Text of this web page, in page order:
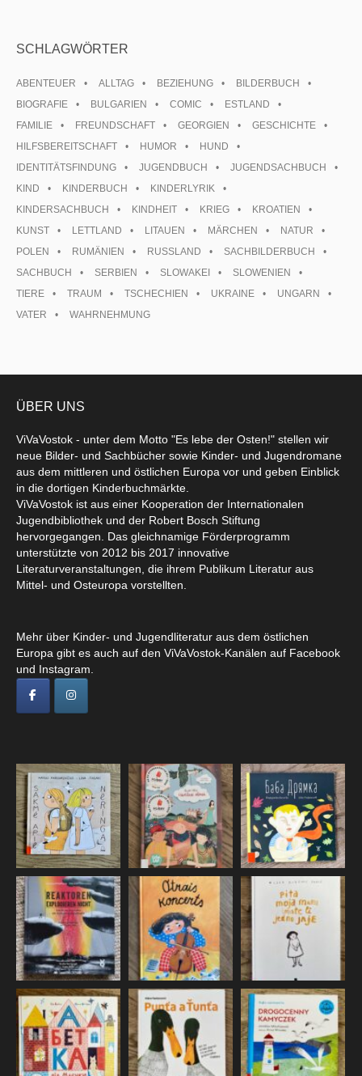
SCHLAGWÖRTER
ABENTEUER ALLTAG BEZIEHUNG
BILDERBUCH
BIOGRAFIE
BULGARIEN COMIC
ESTLAND
FAMILIE
FREUNDSCHAFT GEORGIEN
GESCHICHTE
HILFSBEREITSCHAFT
HUMOR
HUND
IDENTITÄTSFINDUNG
JUGENDBUCH
JUGENDSACHBUCH
KIND
KINDERBUCH
KINDERLYRIK
KINDERSACHBUCH
KINDHEIT KRIEG
KROATIEN
KUNST
LETTLAND LITAUEN MÄRCHEN
NATUR
POLEN
RUMÄNIEN RUSSLAND
SACHBILDERBUCH
SACHBUCH
SERBIEN SLOWAKEI
SLOWENIEN
TIERE
TRAUM TSCHECHIEN UKRAINE
UNGARN
VATER
WAHRNEHMUNG
ÜBER UNS
ViVaVostok - unter dem Motto "Es lebe der Osten!" stellen wir
neue Bilder- und Sachbücher sowie Kinder- und Jugendromane
aus dem mittleren und östlichen Europa vor und geben Einblick
in die dortigen Kinderbuchmärkte.
ViVaVostok ist aus einer Kooperation der Internationalen
Jugendbibliothek und der Robert Bosch Stiftung
hervorgegangen. Das gleichnamige Förderprogramm
unterstützte von 2012 bis 2017 innovative
Literaturveranstaltungen, die ihrem Publikum Literatur aus
Mittel- und Osteuropa vorstellten.
Mehr über Kinder- und Jugendliteratur aus dem östlichen
Europa gibt es auch auf den ViVaVostok-Kanälen auf Facebook
und Instagram.